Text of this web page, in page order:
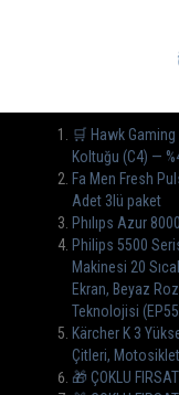
🛒 Hawk
Koltuğu (C4) —
Fa Men Fresh
Adet 3lü paket
Phılıps Azur
Philips 5500
Makinesi 20
Ekran, Beyaz
Teknolojisi
Kärcher K 3
Çitleri,
🎁 ÇOKLU